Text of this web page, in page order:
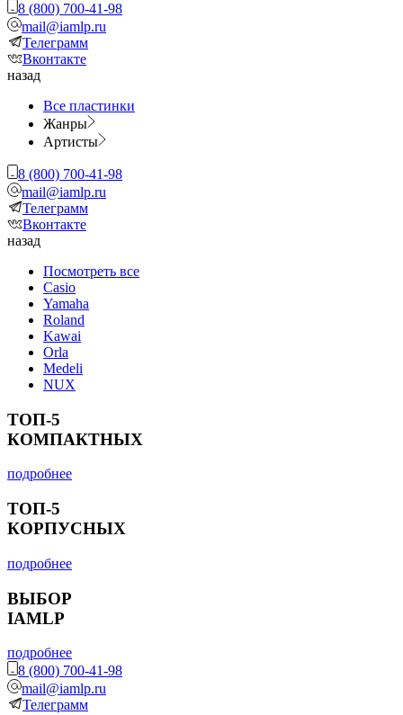
8 (800) 700-41-98
mail@iamlp.ru
Телеграмм
Вконтакте
назад
Все пластинки
Жанры
Артисты
8 (800) 700-41-98
mail@iamlp.ru
Телеграмм
Вконтакте
назад
Посмотреть все
Casio
Yamaha
Roland
Kawai
Orla
Medeli
NUX
ТОП-5
КОМПАКТНЫХ
подробнее
ТОП-5
КОРПУСНЫХ
подробнее
ВЫБОР
IAMLP
подробнее
8 (800) 700-41-98
mail@iamlp.ru
Телеграмм